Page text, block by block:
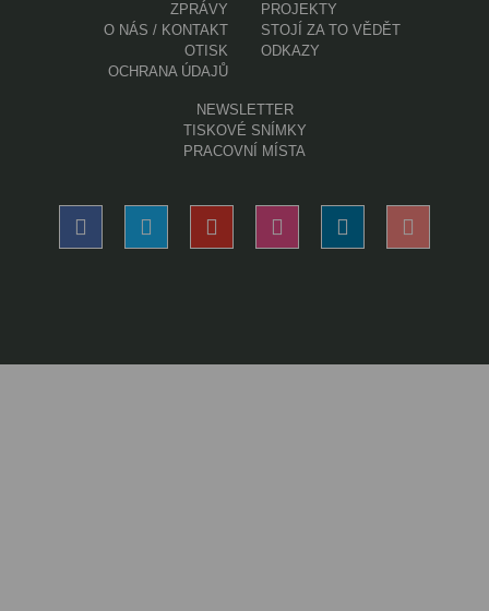
ZPRÁVY
O NÁS / KONTAKT
OTISK
OCHRANA ÚDAJŮ
PROJEKTY
STOJÍ ZA TO VĚDĚT
ODKAZY
NEWSLETTER
TISKOVÉ SNÍMKY
PRACOVNÍ MÍSTA